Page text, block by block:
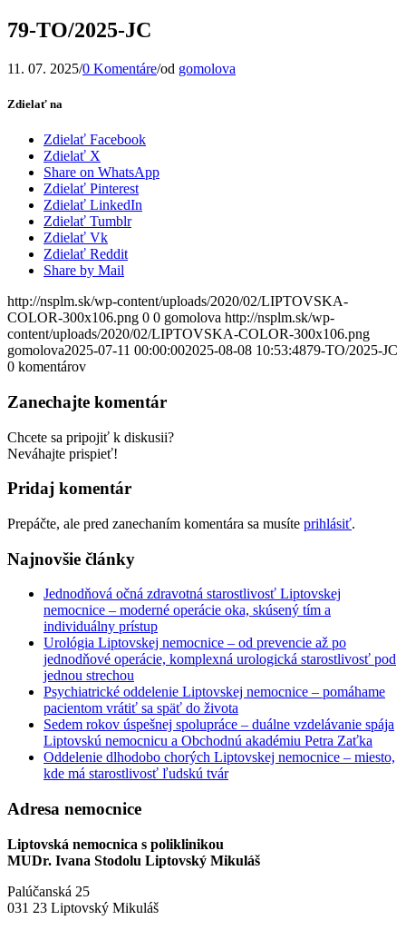
79-TO/2025-JC
11. 07. 2025/0 Komentáre/od gomolova
Zdielať na
Zdielať Facebook
Zdielať X
Share on WhatsApp
Zdielať Pinterest
Zdielať LinkedIn
Zdielať Tumblr
Zdielať Vk
Zdielať Reddit
Share by Mail
http://nsplm.sk/wp-content/uploads/2020/02/LIPTOVSKA-
COLOR-300x106.png 0 0 gomolova http://nsplm.sk/wp-
content/uploads/2020/02/LIPTOVSKA-COLOR-300x106.png
gomolova2025-07-11 00:00:002025-08-08 10:53:4879-TO/2025-JC
0 komentárov
Zanechajte komentár
Chcete sa pripojiť k diskusii?
Neváhajte prispieť!
Pridaj komentár
Prepáčte, ale pred zanechaním komentára sa musíte prihlásiť.
Najnovšie články
Jednodňová očná zdravotná starostlivosť Liptovskej
nemocnice – moderné operácie oka, skúsený tím a
individuálny prístup
Urológia Liptovskej nemocnice – od prevencie až po
jednodňové operácie, komplexná urologická starostlivosť pod
jednou strechou
Psychiatrické oddelenie Liptovskej nemocnice – pomáhame
pacientom vrátiť sa späť do života
Sedem rokov úspešnej spolupráce – duálne vzdelávanie spája
Liptovskú nemocnicu a Obchodnú akadémiu Petra Zaťka
Oddelenie dlhodobo chorých Liptovskej nemocnice – miesto,
kde má starostlivosť ľudskú tvár
Adresa nemocnice
Liptovská nemocnica s poliklinikou
MUDr. Ivana Stodolu Liptovský Mikuláš
Palúčanská 25
031 23 Liptovský Mikuláš